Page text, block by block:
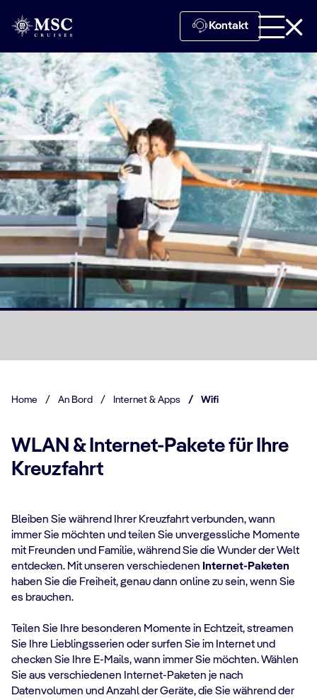
Kontakt
Home / An Bord / Internet & Apps / Wifi
WLAN & Internet-Pakete für Ihre
Kreuzfahrt
Bleiben Sie während Ihrer Kreuzfahrt verbunden, wann
immer Sie möchten und teilen Sie unvergessliche Momente
mit Freunden und Familie, während Sie die Wunder der Welt
entdecken. Mit unseren verschiedenen Internet-Paketen
haben Sie die Freiheit, genau dann online zu sein, wenn Sie
es brauchen.
Teilen Sie Ihre besonderen Momente in Echtzeit, streamen
Sie Ihre Lieblingsserien oder surfen Sie im Internet und
checken Sie Ihre E-Mails, wann immer Sie möchten. Wählen
Sie aus verschiedenen Internet-Paketen je nach
Datenvolumen und Anzahl der Geräte, die Sie während der